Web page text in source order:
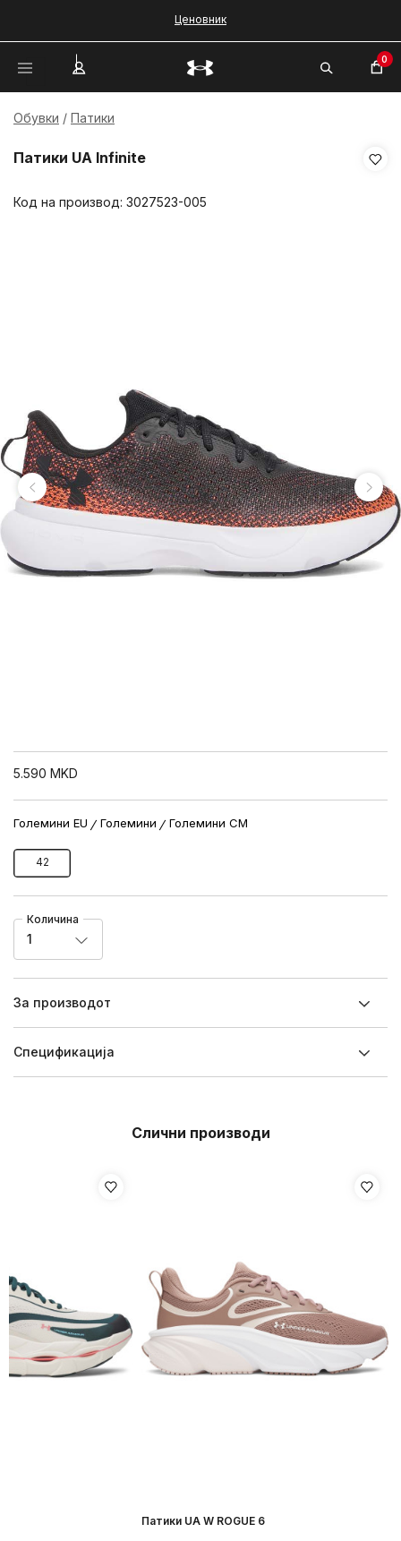
Ценовник
0
Обувки Патики
Патики UA Infinite
Код на производ: 3027523-005
5.590 MKD
Големини EU Големини Големини CM
42
Количина
1
За производот
Спецификацијa
Слични производи
Патики UA W ROGUE 6